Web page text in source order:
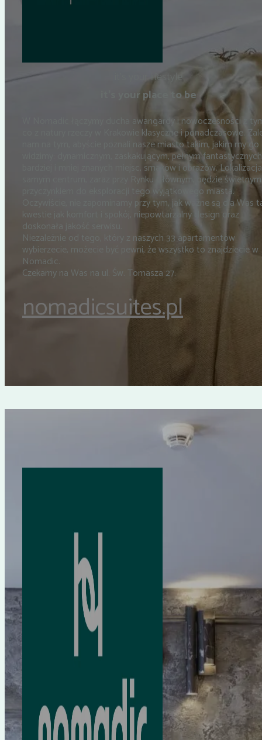
it’s your lifestyle
it’s your place to be
W Nomadic łączymy ducha awangardy i nowoczesności z
co z natury rzeczy w Krakowie klasyczne i ponadczasowe.
nam na tym, abyście poznali nasze miasto takim, jakim my go
widzimy: dynamicznym, zaskakującym, pełnym
bardziej i mniej znanych miejsc, smaków i obrazów.
samym centrum, zaraz przy Rynku Głównym, będzie świetnym
przyczynkiem do eksploracji tego wyjątkowego miasta.
Oczywiście, nie zapominamy przy tym, jak ważne są dla Was
kwestie jak komfort i spokój, niepowtarzalny design oraz
doskonała jakość serwisu.
Niezależnie od tego, który z naszych 33 apartamentów
wybierzecie, możecie być pewni, że wszystko to znajdziecie w
Nomadic.
Czekamy na Was na ul. Św. Tomasza 27.
nomadicsuites.pl